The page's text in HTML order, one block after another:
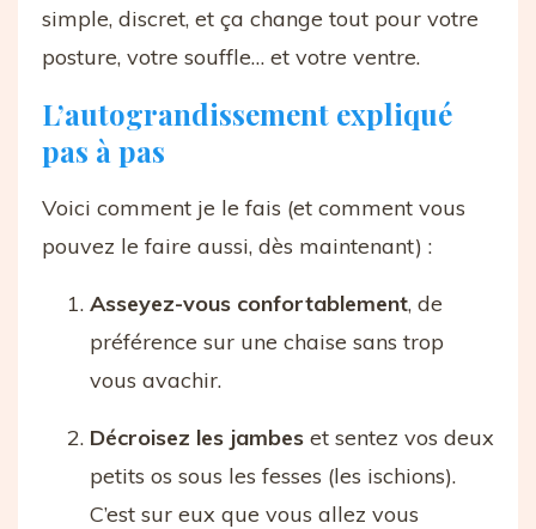
simple, discret, et ça change tout pour votre
posture, votre souffle… et votre ventre.
L’autograndissement expliqué
pas à pas
Voici comment je le fais (et comment vous
pouvez le faire aussi, dès maintenant) :
Asseyez-vous confortablement, de
préférence sur une chaise sans trop
vous avachir.
Décroisez les jambes et sentez vos deux
petits os sous les fesses (les ischions).
C’est sur eux que vous allez vous